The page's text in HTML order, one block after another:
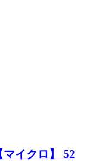
イクロ】 52